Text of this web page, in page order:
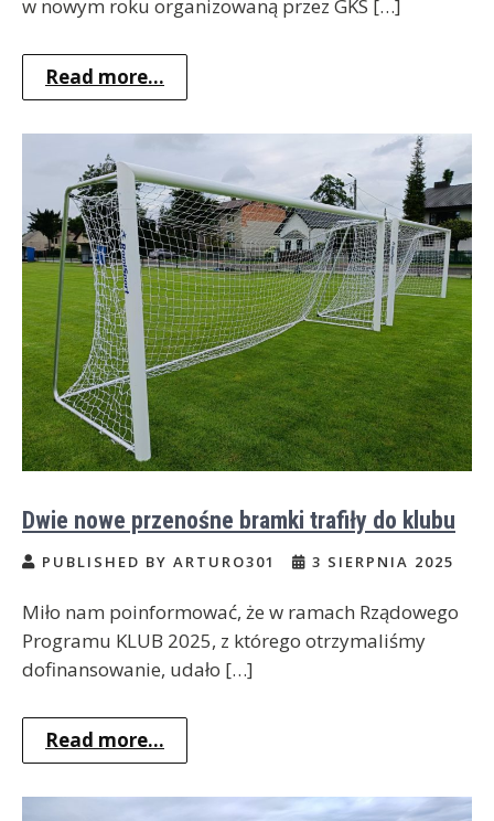
w nowym roku organizowaną przez GKS […]
Read more...
Dwie nowe przenośne bramki trafiły do klubu
PUBLISHED BY ARTURO301 3 SIERPNIA 2025
Miło nam poinformować, że w ramach Rządowego
Programu KLUB 2025, z którego otrzymaliśmy
dofinansowanie, udało […]
Read more...